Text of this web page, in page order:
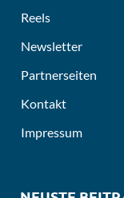
Reels
Newsletter
Partnerseiten
Kontakt
Impressum